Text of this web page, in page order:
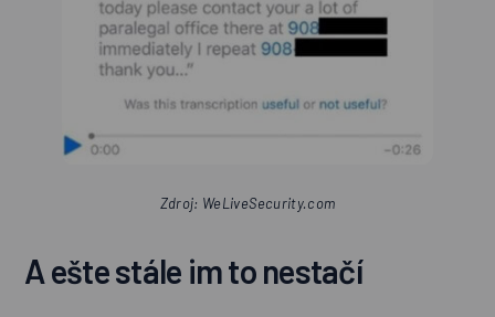
Zdroj: WeLiveSecurity.com
A ešte stále im to nestačí